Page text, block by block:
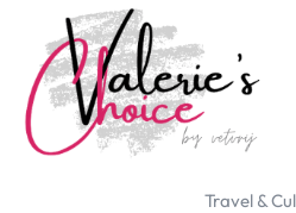
Travel &